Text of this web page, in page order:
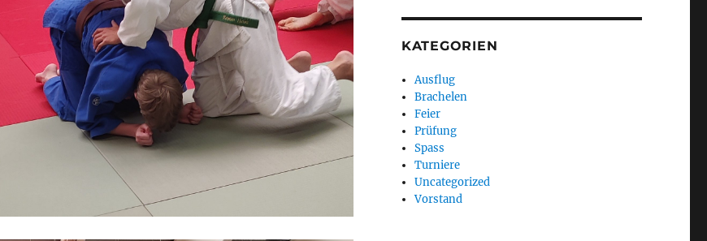
KATEGORIEN
Ausflug
Brachelen
Feier
Prüfung
Spass
Turniere
Uncategorized
Vorstand